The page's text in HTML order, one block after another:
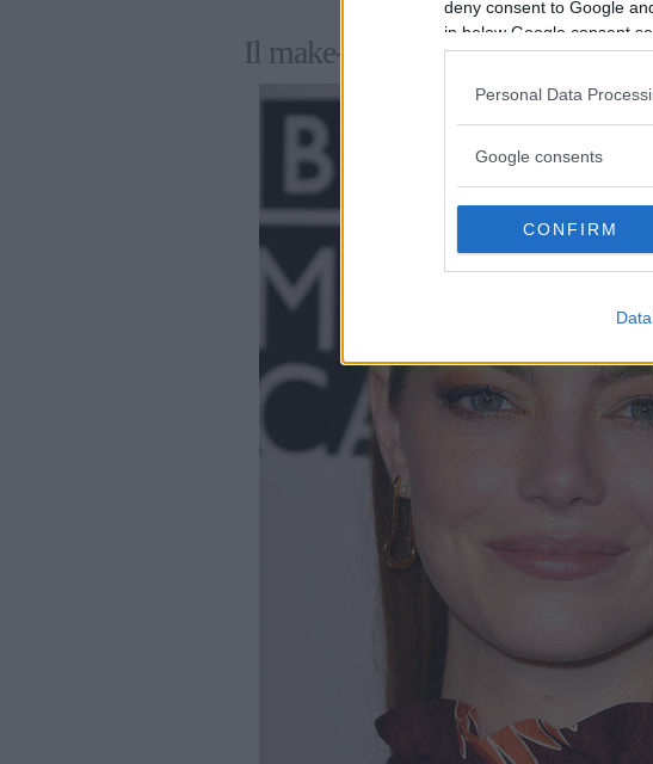
deny consent to Google
in below Google consent
Personal Data
Google consents
CONFIRM
Il make-up di Emma Stone